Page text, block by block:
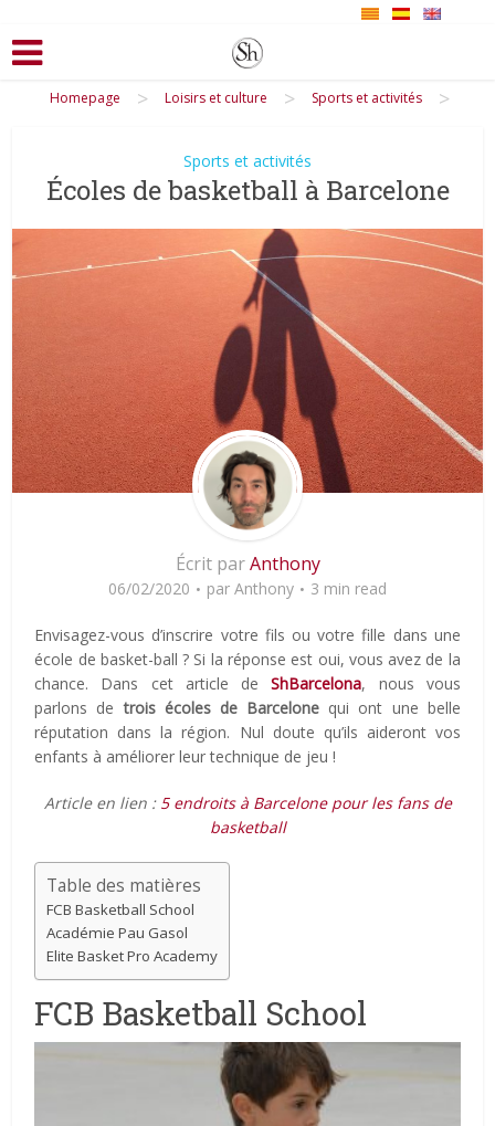
Homepage > Loisirs et culture > Sports et activités >
Sports et activités
Écoles de basketball à Barcelone
Écrit parAnthony
06/02/2020 par Anthony 3 min read
Envisagez-vous d’inscrire votre fils ou votre fille dans une
école de basket-ball ? Si la réponse est oui, vous avez de la
chance. Dans cet article deShBarcelona, nous vous
parlons detrois écoles de Barcelone qui ont une belle
réputation dans la région. Nul doute qu’ils aideront vos
enfants à améliorer leur technique de jeu !
Article en lien : 5 endroits à Barcelone pour les fans de
basketball
Table des matières
FCB Basketball School
Académie Pau Gasol
Elite Basket Pro Academy
FCB Basketball School